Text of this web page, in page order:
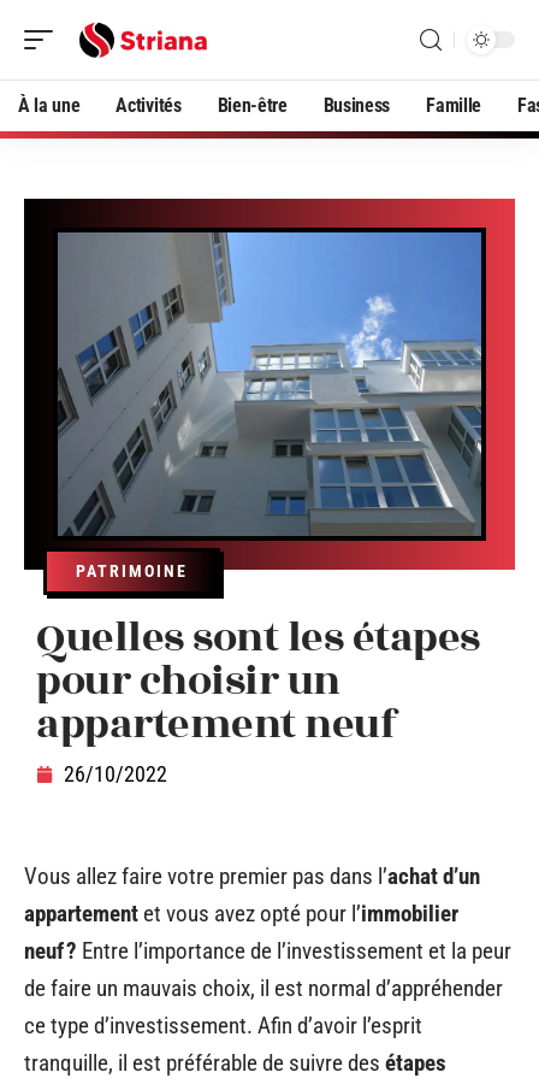
À la une Activités Bien-être Business Famille
PATRIMOINE
Quelles sont les étapes
pour choisir un
appartement neuf
26/10/2022
Vous allez faire votre premier pas dans l’achat d’un
appartement et vous avez opté pour l’immobilier
neuf ? Entre l’importance de l’investissement et la peur
de faire un mauvais choix, il est normal d’appréhender
ce type d’investissement. Afin d’avoir l’esprit
tranquille, il est préférable de suivre des étapes